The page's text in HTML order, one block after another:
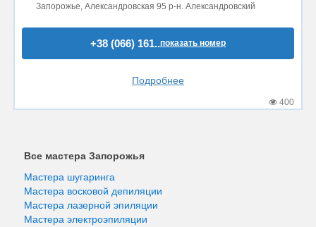
Запорожье, Александровская 95 р-н. Александровский
+38 (066) 161..показать номер
Подробнее
400
Все мастера Запорожья
Мастера шугаринга
Мастера восковой депиляции
Мастера лазерной эпиляции
Мастера электроэпиляции